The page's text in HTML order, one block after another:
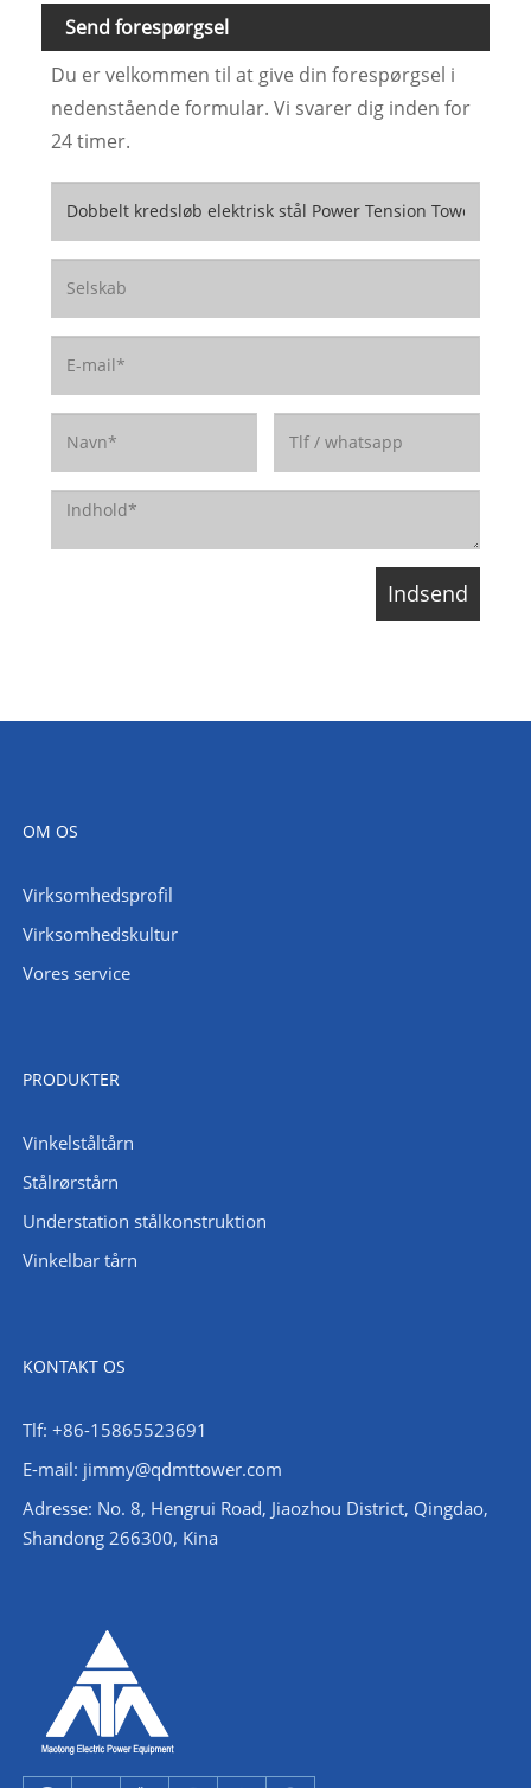
Send forespørgsel
Du er velkommen til at give din forespørgsel i
nedenstående formular. Vi svarer dig inden for
24 timer.
OM OS
Virksomhedsprofil
Virksomhedskultur
Vores service
PRODUKTER
Vinkelståltårn
Stålrørstårn
Understation stålkonstruktion
Vinkelbar tårn
KONTAKT OS
Tlf: +86-15865523691
E-mail: jimmy@qdmttower.com
Adresse: No. 8, Hengrui Road, Jiaozhou District, Qingdao,
Shandong 266300, Kina